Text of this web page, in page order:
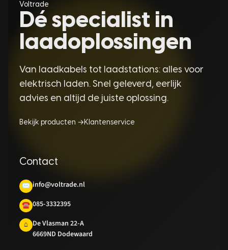
Voltrade
Dé specialist in
laadoplossingen
Van laadkabels tot laadstations: alles voor
elektrisch laden. Snel geleverd, eerlijk
advies en altijd de juiste oplossing.
Bekijk producten → Klantenservice
Contact
✉ info@voltrade.nl
☎ 085-3332395
⌂
De Vlasman 22-A
6669ND Dodewaard